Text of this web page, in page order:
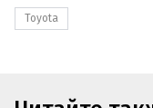
Toyota